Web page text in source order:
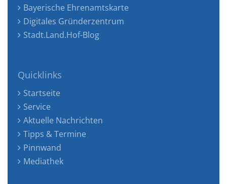
Bayerische Ehrenamtskarte
Digitales Gründerzentrum
Stadt.Land.Hof-Blog
Quicklinks
Startseite
Service
Aktuelle Nachrichten
Tipps & Termine
Pinnwand
Mediathek